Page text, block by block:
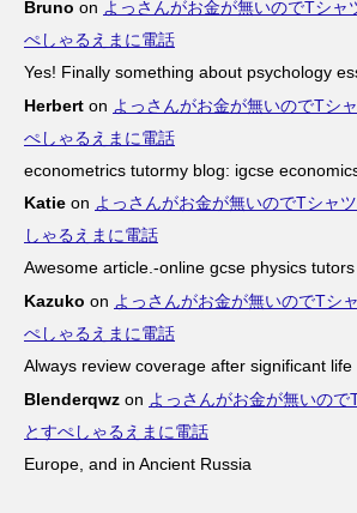
Bruno on よっさんがお金が無いのでTシャ
ぺしゃるえまに電話
Yes! Finally something about psychology
Herbert on よっさんがお金が無いのでTシ
ぺしゃるえまに電話
econometrics tutormy blog: igcse
Katie on よっさんがお金が無いのでTシャ
しゃるえまに電話
Awesome article.-online gcse physics
Kazuko on よっさんがお金が無いのでTシ
ぺしゃるえまに電話
Always review coverage after significant life
Blenderqwz on よっさんがお金が無いの
とすぺしゃるえまに電話
Europe, and in Ancient Russia